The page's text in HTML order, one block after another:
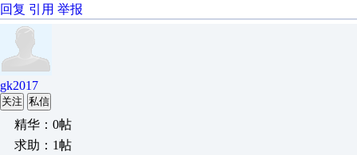
回复 引用 举报
gk2017
关注 私信
精华：0帖
求助：1帖